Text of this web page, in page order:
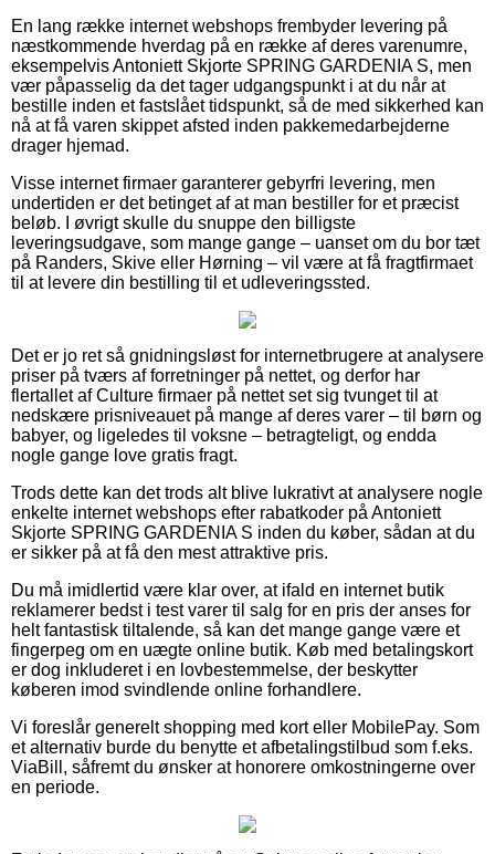
En lang række internet webshops frembyder levering på
næstkommende hverdag på en række af deres varenumre,
eksempelvis Antoniett Skjorte SPRING GARDENIA S, men
vær påpasselig da det tager udgangspunkt i at du når at
bestille inden et fastslået tidspunkt, så de med sikkerhed kan
nå at få varen skippet afsted inden pakkemedarbejderne
drager hjemad.
Visse internet firmaer garanterer gebyrfri levering, men
undertiden er det betinget af at man bestiller for et præcist
beløb. I øvrigt skulle du snuppe den billigste
leveringsudgave, som mange gange – uanset om du bor tæt
på Randers, Skive eller Hørning – vil være at få fragtfirmaet
til at levere din bestilling til et udleveringssted.
Det er jo ret så gnidningsløst for internetbrugere at analysere
priser på tværs af forretninger på nettet, og derfor har
flertallet af Culture firmaer på nettet set sig tvunget til at
nedskære prisniveauet på mange af deres varer – til børn og
babyer, og ligeledes til voksne – betragteligt, og endda
nogle gange love gratis fragt.
Trods dette kan det trods alt blive lukrativt at analysere nogle
enkelte internet webshops efter rabatkoder på Antoniett
Skjorte SPRING GARDENIA S inden du køber, sådan at du
er sikker på at få den mest attraktive pris.
Du må imidlertid være klar over, at ifald en internet butik
reklamerer bedst i test varer til salg for en pris der anses for
helt fantastisk tiltalende, så kan det mange gange være et
fingerpeg om en uægte online butik. Køb med betalingskort
er dog inkluderet i en lovbestemmelse, der beskytter
køberen imod svindlende online forhandlere.
Vi foreslår generelt shopping med kort eller MobilePay. Som
et alternativ burde du benytte et afbetalingstilbud som f.eks.
ViaBill, såfremt du ønsker at honorere omkostningerne over
en periode.